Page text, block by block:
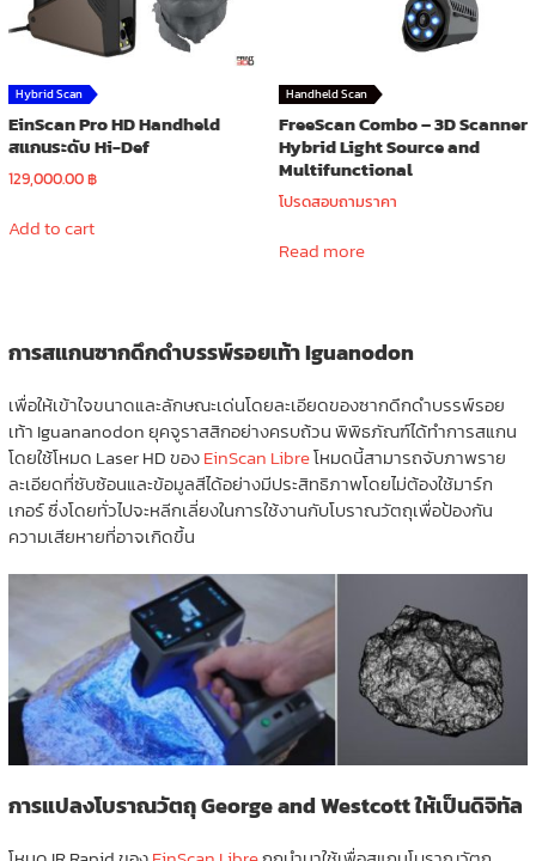
Hybrid Scan
EinScan Pro HD Handheld
สแกนระดับ Hi-Def
129,000.00฿
Add to cart
Handheld Scan
FreeScan Combo – 3D Scanner
Hybrid Light Source and
Multifunctional
โปรดสอบถามราคา
Read more
การสแกนซากดึกดำบรรพ์รอยเท้า Iguanodon
เพื่อให้เข้าใจขนาดและลักษณะเด่นโดยละเอียดของซากดึกดำบรรพ์รอย
เท้า Iguananodon ยุคจูราสสิกอย่างครบถ้วน พิพิธภัณฑ์ได้ทำการสแกน
โดยใช้โหมด Laser HD ของEinScan Libreโหมดนี้สามารถจับภาพราย
ละเอียดที่ซับซ้อนและข้อมูลสีได้อย่างมีประสิทธิภาพโดยไม่ต้องใช้มาร์ก
เกอร์ ซึ่งโดยทั่วไปจะหลีกเลี่ยงในการใช้งานกับโบราณวัตถุเพื่อป้องกัน
ความเสียหายที่อาจเกิดขึ้น
การแปลงโบราณวัตถุ George and Westcott ให้เป็นดิจิทัล